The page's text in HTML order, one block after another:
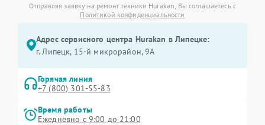
Отправляя заявку на ремонт техники Hurakan, Вы соглашаетесь с
Политикой конфиденциальности
Адрес сервисного центра Hurakan в Липецке:
г. Липецк, 15-й микрорайон, 9А
Горячая линия
+7 (800) 301-55-83
Время работы
Ежедневно с 9:00 до 21:00